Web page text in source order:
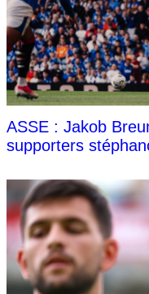
ASSE : Jakob
supporters